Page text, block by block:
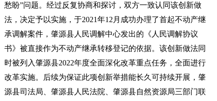
愁盼”问题。经过反复协商和探讨，双方一致认同该创新做
法，决定予以实施，于2021年12月成功办理了首起不动产继
承调解案件，肇源县人民调解中心发出的《人民调解协议
书》被直接作为不动产继承转移登记的依据。该创新做法同
时被列入肇源县2022年度全面深化改革重点任务，全面进行
改革实施。后续为保证此项创新举措能长久可持续开展，肇
源县司法局、肇源县人民法院、肇源县自然资源局三部门联